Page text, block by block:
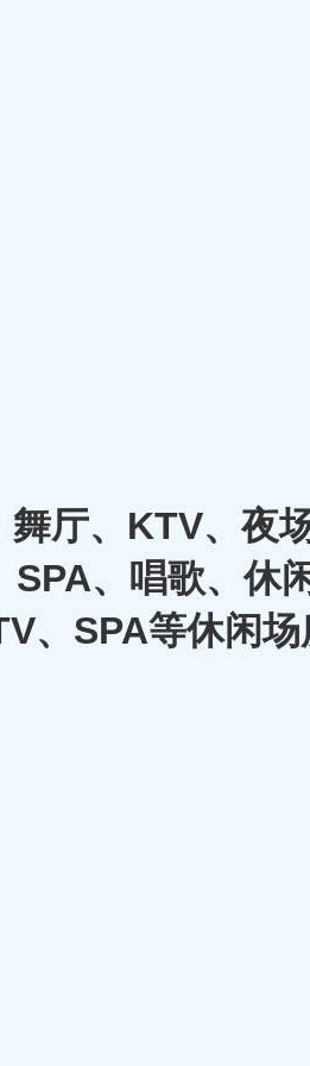
厅、KTV、夜
、唱歌、休
、SPA等休闲场